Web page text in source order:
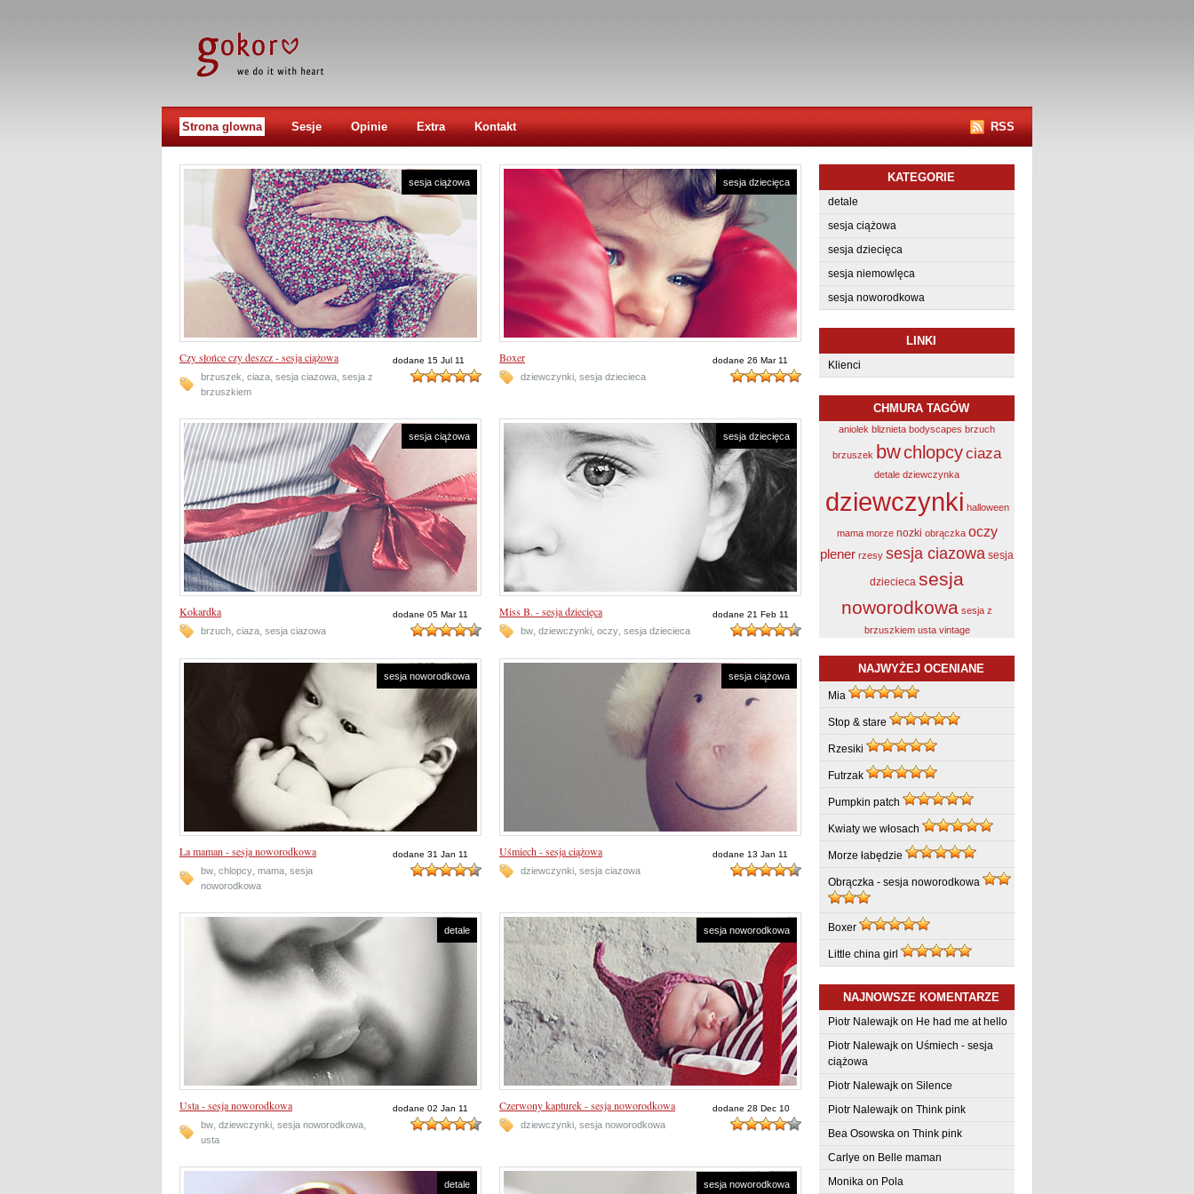
Strona glowna Sesje Opinie Extra Kontakt RSS
sesja ciążowa
Czy słońce czy deszcz - sesja ciążowa dodane 15 Jul 11
brzuszek, ciaza, sesja ciazowa, sesja z
brzuszkiem
sesja dziecięca
Boxer dodane 26 Mar 11
dziewczynki, sesja dziecieca
sesja ciążowa
Kokardka dodane 05 Mar 11
brzuch, ciaza, sesja ciazowa
sesja dziecięca
Miss B. - sesja dziecięca dodane 21 Feb 11
bw, dziewczynki, oczy, sesja dziecieca
sesja noworodkowa
La maman - sesja noworodkowa dodane 31 Jan 11
bw, chlopcy, mama, sesja
noworodkowa
sesja ciążowa
Uśmiech - sesja ciążowa dodane 13 Jan 11
dziewczynki, sesja ciazowa
detale
Usta - sesja noworodkowa dodane 02 Jan 11
bw, dziewczynki, sesja noworodkowa,
usta
sesja noworodkowa
Czerwony kapturek - sesja noworodkowa dodane 28 Dec 10
dziewczynki, sesja noworodkowa
detale sesja noworodkowa
KATEGORIE
detale
sesja ciążowa
sesja dziecięca
sesja niemowlęca
sesja noworodkowa
LINKI
Klienci
CHMURA TAGÓW
aniolek bliznieta bodyscapes brzuch
brzuszek bwchlopcyciaza
detale dziewczynka
dziewczynki halloween
mama morze nozki obrączka oczy
plener rzesy sesja ciazowa sesja
dziecieca sesja
noworodkowa sesja z
brzuszkiem usta vintage
NAJWYŻEJ OCENIANE
Mia
Stop & stare
Rzesiki
Futrzak
Pumpkin patch
Kwiaty we włosach
Morze łabędzie
Obrączka - sesja noworodkowa
Boxer
Little china girl
NAJNOWSZE KOMENTARZE
Piotr Nalewajk on He had me at hello
Piotr Nalewajk on Uśmiech - sesja
ciążowa
Piotr Nalewajk on Silence
Piotr Nalewajk on Think pink
Bea Osowska on Think pink
Carlye on Belle maman
Monika on Pola